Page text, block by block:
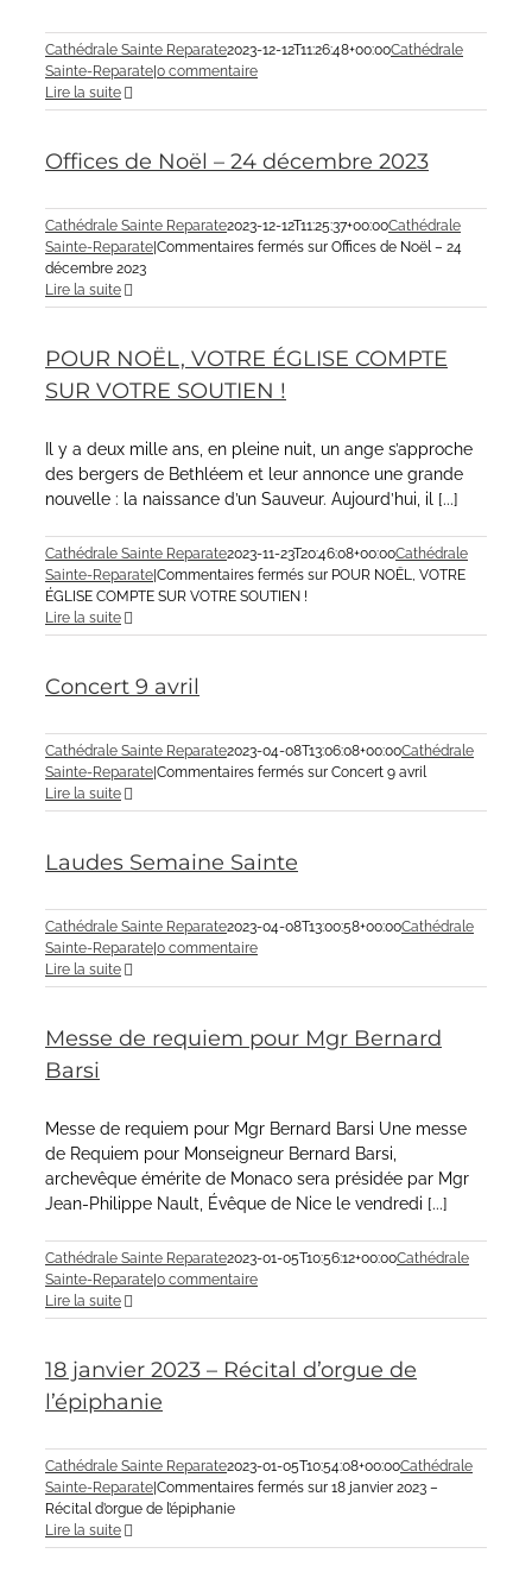
Cathédrale Sainte Reparate2023-12-12T11:26:48+00:00Cathédrale
Sainte-Reparate 0 commentaire
Lire la suite
Offices de Noël – 24 décembre 2023
Cathédrale Sainte Reparate2023-12-12T11:25:37+00:00Cathédrale
Sainte-Reparate Commentaires fermés sur Offices de Noël – 24
décembre 2023
Lire la suite
POUR NOËL, VOTRE ÉGLISE COMPTE
SUR VOTRE SOUTIEN !
Il y a deux mille ans, en pleine nuit, un ange s’approche
des bergers de Bethléem et leur annonce une grande
nouvelle : la naissance d’un Sauveur. Aujourd’hui, il [...]
Cathédrale Sainte Reparate2023-11-23T20:46:08+00:00Cathédrale
Sainte-Reparate Commentaires fermés sur POUR NOËL, VOTRE
ÉGLISE COMPTE SUR VOTRE SOUTIEN !
Lire la suite
Concert 9 avril
Cathédrale Sainte Reparate2023-04-08T13:06:08+00:00Cathédrale
Sainte-Reparate Commentaires fermés sur Concert 9 avril
Lire la suite
Laudes Semaine Sainte
Cathédrale Sainte Reparate2023-04-08T13:00:58+00:00Cathédrale
Sainte-Reparate 0 commentaire
Lire la suite
Messe de requiem pour Mgr Bernard
Barsi
Messe de requiem pour Mgr Bernard Barsi Une messe
de Requiem pour Monseigneur Bernard Barsi,
archevêque émérite de Monaco sera présidée par Mgr
Jean-Philippe Nault, Évêque de Nice le vendredi [...]
Cathédrale Sainte Reparate2023-01-05T10:56:12+00:00Cathédrale
Sainte-Reparate 0 commentaire
Lire la suite
18 janvier 2023 – Récital d’orgue de
l’épiphanie
Cathédrale Sainte Reparate2023-01-05T10:54:08+00:00Cathédrale
Sainte-Reparate Commentaires fermés sur 18 janvier 2023 –
Récital d’orgue de l’épiphanie
Lire la suite